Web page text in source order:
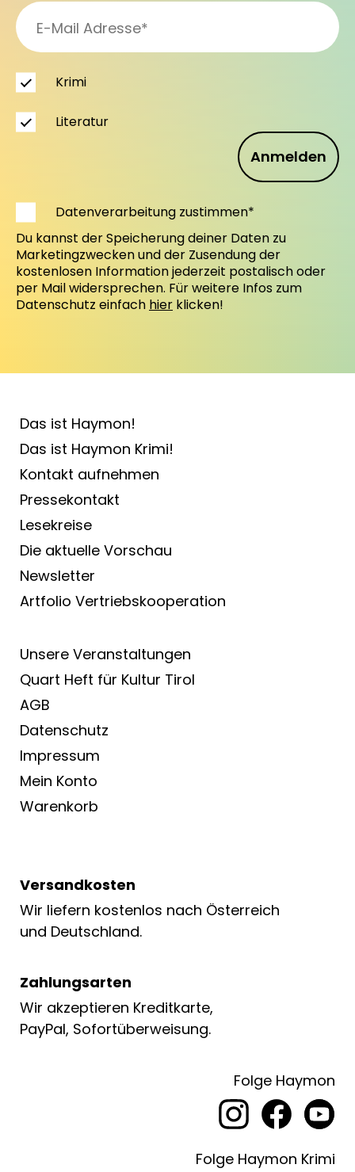
Anmelden
Krimi
Literatur
Datenverarbeitung zustimmen*
Du kannst der Speicherung deiner Daten zu
Marketingzwecken und der Zusendung der
kostenlosen Information jederzeit postalisch oder
per Mail widersprechen. Für weitere Infos zum
Datenschutz einfach hier klicken!
Das ist Haymon!
Das ist Haymon Krimi!
Kontakt aufnehmen
Pressekontakt
Lesekreise
Die aktuelle Vorschau
Newsletter
Artfolio Vertriebs­kooperation
Unsere Veranstaltungen
Quart Heft für Kultur Tirol
AGB
Datenschutz
Impressum
Mein Konto
Warenkorb
Versandkosten
Wir liefern kostenlos nach Österreich
und Deutschland.
Zahlungsarten
Wir akzeptieren Kreditkarte,
PayPal, Sofortüberweisung.
Folge Haymon
Folge Haymon Krimi